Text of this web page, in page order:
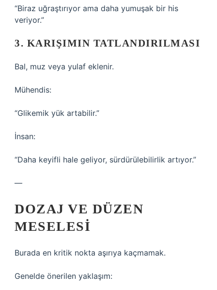
“Biraz uğraştırıyor ama daha yumuşak bir his
veriyor.”
3. KARIŞIMIN TATLANDIRILMASI
Bal, muz veya yulaf eklenir.
Mühendis:
“Glikemik yük artabilir.”
İnsan:
“Daha keyifli hale geliyor, sürdürülebilirlik artıyor.”
—
DOZAJ VE DÜZEN
MESELESI
Burada en kritik nokta aşırıya kaçmamak.
Genelde önerilen yaklaşım: